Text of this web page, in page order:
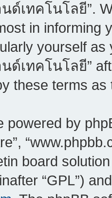
ด์เทคโนโลยี”.
in informing
yourself
ด์เทคโนโลยี”
these terms
by
board
“GPL”)